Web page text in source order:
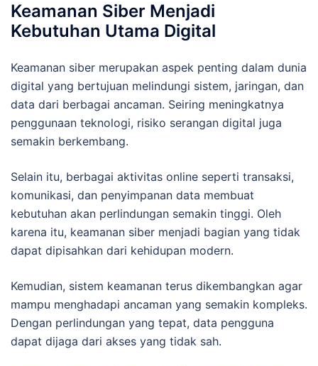
Keamanan Siber Menjadi
Kebutuhan Utama Digital
Keamanan siber merupakan aspek penting dalam dunia
digital yang bertujuan melindungi sistem, jaringan, dan
data dari berbagai ancaman. Seiring meningkatnya
penggunaan teknologi, risiko serangan digital juga
semakin berkembang.
Selain itu, berbagai aktivitas online seperti transaksi,
komunikasi, dan penyimpanan data membuat
kebutuhan akan perlindungan semakin tinggi. Oleh
karena itu, keamanan siber menjadi bagian yang tidak
dapat dipisahkan dari kehidupan modern.
Kemudian, sistem keamanan terus dikembangkan agar
mampu menghadapi ancaman yang semakin kompleks.
Dengan perlindungan yang tepat, data pengguna
dapat dijaga dari akses yang tidak sah.